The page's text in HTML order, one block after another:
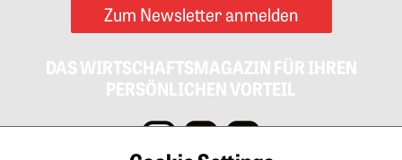
Zum Newsletter anmelden
DAS WIRTSCHAFTSMAGAZIN FÜR IHREN
PERSÖNLICHEN VORTEIL